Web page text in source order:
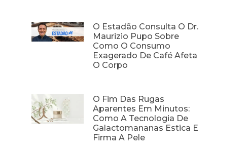
O Estadão Consulta O Dr.
Maurizio Pupo Sobre
Como O Consumo
Exagerado De Café Afeta
O Corpo
O Fim Das Rugas
Aparentes Em Minutos:
Como A Tecnologia De
Galactomananas Estica E
Firma A Pele